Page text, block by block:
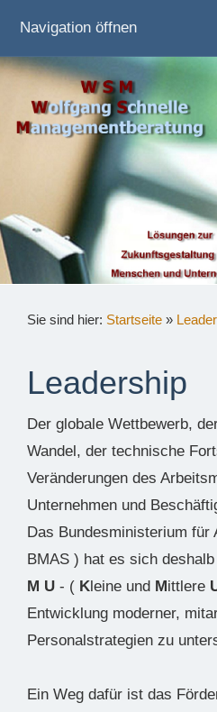
Navigation öffnen
Sie sind hier: Startseite »
Leadership
Der globale Wettbewerb,
Wandel, der technische
Veränderungen des
Unternehmen und
Das Bundesministerium für
BMAS ) hat es sich
M U - ( Kleine und Mittlere
Entwicklung moderner,
Personalstrategien zu
Ein Weg dafür ist das